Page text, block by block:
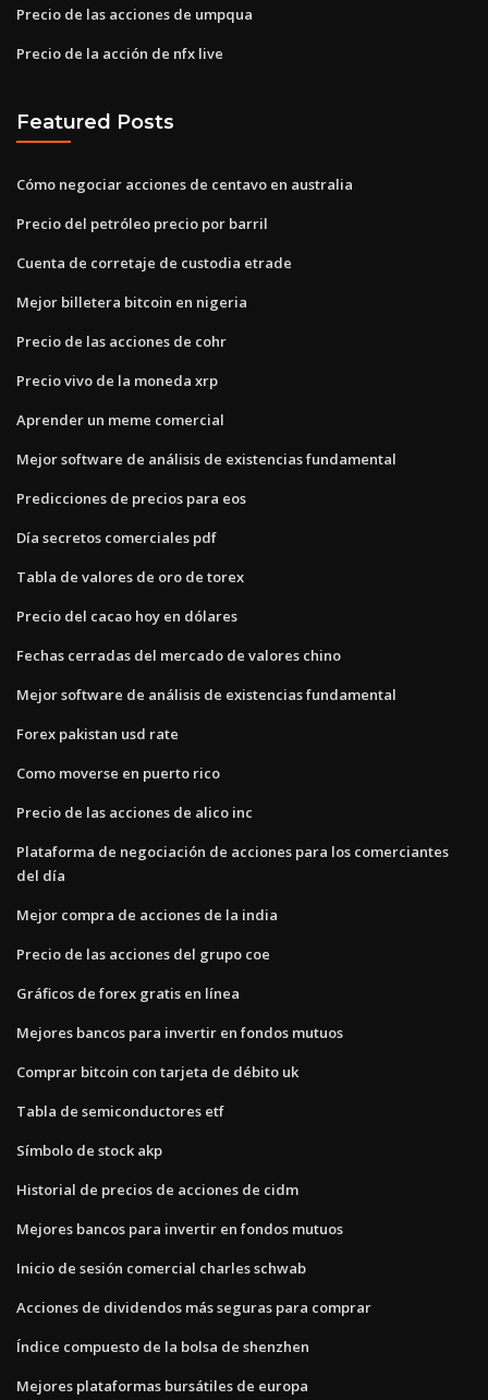
Precio de las acciones de umpqua
Precio de la acción de nfx live
Featured Posts
Cómo negociar acciones de centavo en australia
Precio del petróleo precio por barril
Cuenta de corretaje de custodia etrade
Mejor billetera bitcoin en nigeria
Precio de las acciones de cohr
Precio vivo de la moneda xrp
Aprender un meme comercial
Mejor software de análisis de existencias fundamental
Predicciones de precios para eos
Día secretos comerciales pdf
Tabla de valores de oro de torex
Precio del cacao hoy en dólares
Fechas cerradas del mercado de valores chino
Mejor software de análisis de existencias fundamental
Forex pakistan usd rate
Como moverse en puerto rico
Precio de las acciones de alico inc
Plataforma de negociación de acciones para los comerciantes
del día
Mejor compra de acciones de la india
Precio de las acciones del grupo coe
Gráficos de forex gratis en línea
Mejores bancos para invertir en fondos mutuos
Comprar bitcoin con tarjeta de débito uk
Tabla de semiconductores etf
Símbolo de stock akp
Historial de precios de acciones de cidm
Mejores bancos para invertir en fondos mutuos
Inicio de sesión comercial charles schwab
Acciones de dividendos más seguras para comprar
Índice compuesto de la bolsa de shenzhen
Mejores plataformas bursátiles de europa